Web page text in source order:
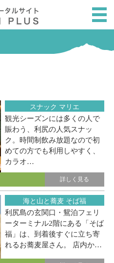
スナック マリエ
観光シーズンには多くの人で
賑わう、利尻の人気スナッ
ク。時間制飲み放題なので初
めての方でも利用しやすく、
カラオ…
詳しく見る
海と山と蕎麦 そば福
利尻島の玄関口・鴛泊フェリ
ーターミナル2階にある「そば
福」は、到着後すぐに立ち寄
れるお蕎麦屋さん。 店内か…